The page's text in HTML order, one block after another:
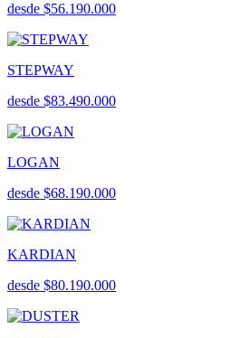
desde $56.190.000
STEPWAY
desde $83.490.000
LOGAN
desde $68.190.000
KARDIAN
desde $80.190.000